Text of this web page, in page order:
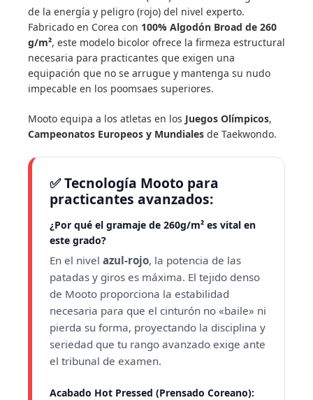
de la energía y peligro (rojo) del nivel experto.
Fabricado en Corea con 100% Algodón Broad de 260
g/m², este modelo bicolor ofrece la firmeza estructural
necesaria para practicantes que exigen una
equipación que no se arrugue y mantenga su nudo
impecable en los poomsaes superiores.
Mooto equipa a los atletas en los Juegos Olímpicos,
Campeonatos Europeos y Mundiales de Taekwondo.
✅ Tecnología Mooto para
practicantes avanzados:
¿Por qué el gramaje de 260g/m² es vital en
este grado?
En el nivel azul-rojo, la potencia de las
patadas y giros es máxima. El tejido denso
de Mooto proporciona la estabilidad
necesaria para que el cinturón no «baile» ni
pierda su forma, proyectando la disciplina y
seriedad que tu rango avanzado exige ante
el tribunal de examen.
Acabado Hot Pressed (Prensado Coreano):